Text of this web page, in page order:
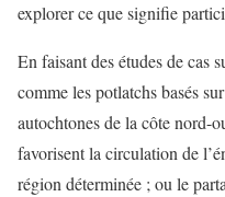
explorer ce que signifie
En faisant des études de cas
comme les potlatchs basés
autochtones de la côte nord-
favorisent la circulation de
région déterminée ; ou le